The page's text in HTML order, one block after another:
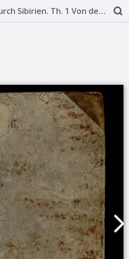
Gmelin J.G. Reise durch Sibirien. Th. 1 Von dem Jahr 1733. bis 1743 - 1751